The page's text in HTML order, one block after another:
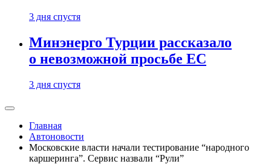
3 дня спустя
Минэнерго Турции рассказало
о невозможной просьбе ЕС
3 дня спустя
Главная
Автоновости
Московские власти начали тестирование “народного
каршеринга”. Сервис назвали “Рули”